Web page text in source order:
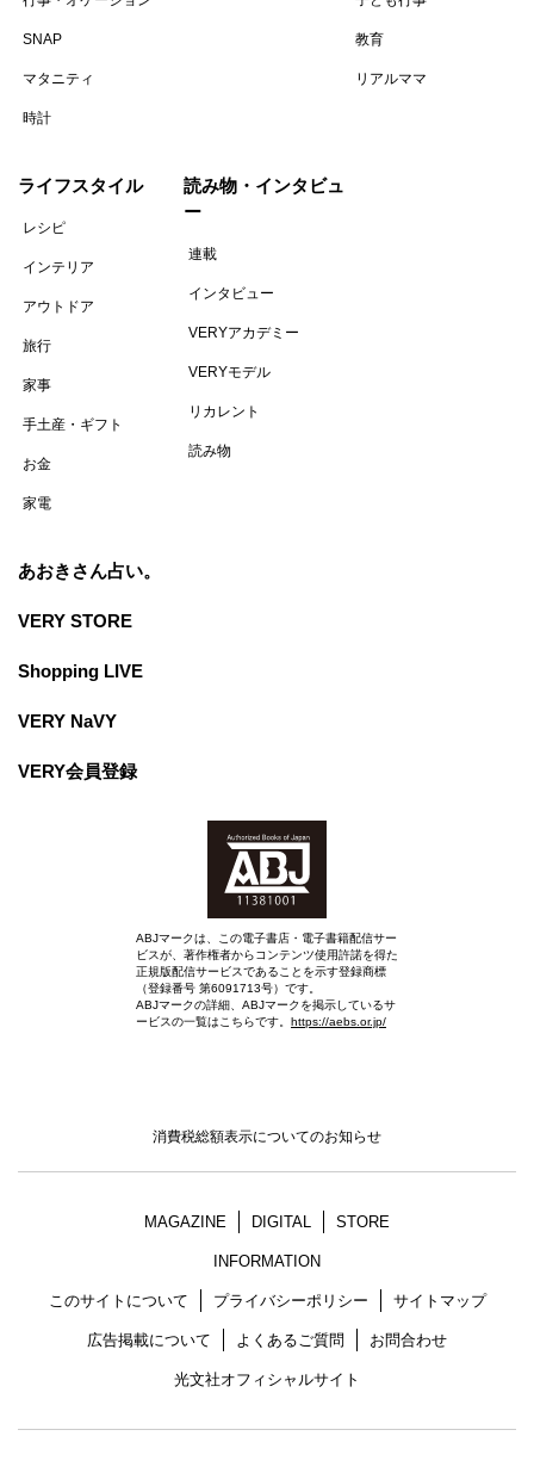
SNAP
マタニティ
時計
教育
リアルママ
ライフスタイル
レシピ
インテリア
アウトドア
旅行
家事
手土産・ギフト
お金
家電
読み物・インタビュ
ー
連載
インタビュー
VERYアカデミー
VERYモデル
リカレント
読み物
あおきさん占い。
VERY STORE
Shopping LIVE
VERY NaVY
VERY会員登録
ABJマークは、この電子書店・電子書籍配信サー
ビスが、著作権者からコンテンツ使用許諾を得た
正規版配信サービスであることを示す登録商標
（登録番号 第6091713号）です。
ABJマークの詳細、ABJマークを掲示しているサ
ービスの一覧はこちらです。 https://aebs.or.jp/
消費税総額表示についてのお知らせ
MAGAZINE DIGITAL STORE
INFORMATION
このサイトについて プライバシーポリシー サイトマップ
広告掲載について よくあるご質問 お問合わせ
光文社オフィシャルサイト